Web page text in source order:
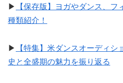
▶︎
【保存版】ヨガやダンス、フ
種類紹介！
▶︎
【特集】米ダンスオーディシ
史と全盛期の魅力を振り返る